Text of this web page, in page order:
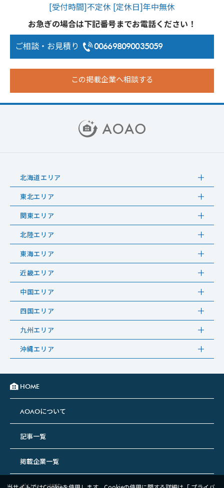
[受付時間]不定休 [定休日]年中無休
お急ぎの場合は下記番号までお電話ください！
ご相談・お見積り
006698090035059
この掲載企業へ相談する
北海道エリア
東北エリア
関東エリア
北陸エリア
東海エリア
近畿エリア
中国エリア
四国エリア
九州エリア
沖縄エリア
HOME
AOAOについて
記事一覧
掲載企業一覧